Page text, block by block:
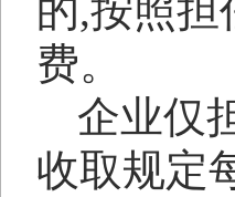
的,按照担
费。
企业仅
收取规定